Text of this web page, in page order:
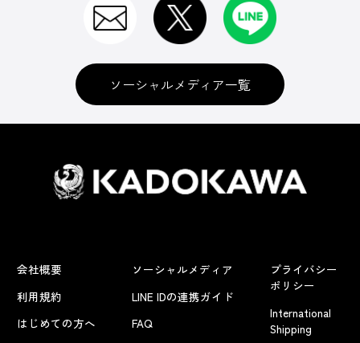
ソーシャルメディア一覧
会社概要
利用規約
はじめての方へ
ソーシャルメディア
LINE IDの連携ガイド
FAQ
プライバシー
ポリシー
International
Shipping